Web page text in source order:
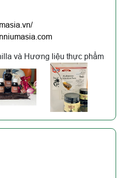
và Hương liệu thực phẩm